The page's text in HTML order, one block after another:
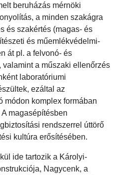
beruházás mérnöki
a minden szakágra
és szakértés (magas- és
és műemlékvédelmi-
át pl. a felvonó- és
valamint a műszaki ellenőrzés
laboratóriumi
ezáltal az
módon komplex formában
magasépítésben
rendszerrel úttörő
kultúra erősítésében.
ide tartozik a Károlyi-
Nagycenk, a